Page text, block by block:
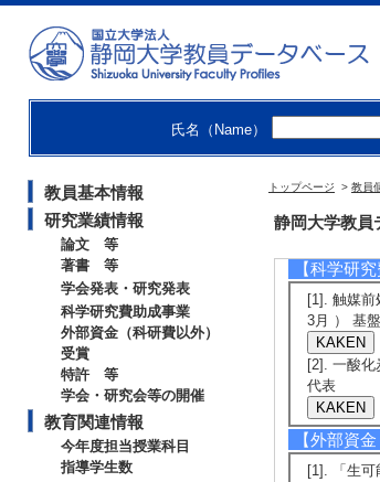
氏名（Name）
教員基本情報
研究業績情報
論文 等
著書 等
学会発表・研究発表
科学研究費助成事業
外部資金（科研費以外）
受賞
特許 等
学会・研究会等の開催
教育関連情報
今年度担当授業科目
指導学生数
トップページ > 教員
静岡大学教員
[発表者]
[4]. ゾル–
[備考] タワ
[5]. Direct
method
[発表者
[備考]
【科学研
[1]. 触媒
3月 ） 基
[2]. 一酸
代表
【外部資
[1]. 「生